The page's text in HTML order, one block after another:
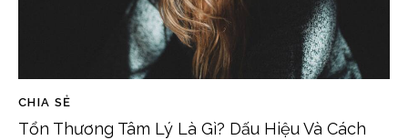
CHIA SẺ
Tổn Thương Tâm Lý Là Gì? Dấu Hiệu Và Cách